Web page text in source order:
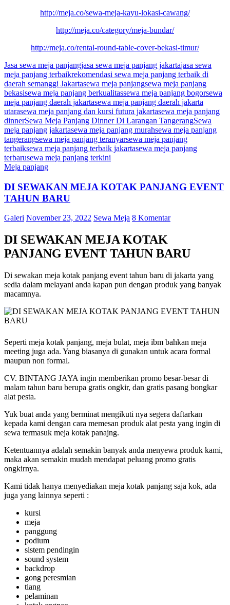
http://meja.co/sewa-meja-kayu-lokasi-cawang/
http://meja.co/category/meja-bundar/
http://meja.co/rental-round-table-cover-bekasi-timur/
Jasa sewa meja panjangjasa sewa meja panjang jakartajasa sewa
meja panjang terbaikrekomendasi sewa meja panjang terbaik di
daerah semanggi Jakartasewa meja panjangsewa meja panjang
bekasisewa meja panjang berkualitassewa meja panjang bogorsewa
meja panjang daerah jakartasewa meja panjang daerah jakarta
utarasewa meja panjang dan kursi futura jakartasewa meja panjang
dinnerSewa Meja Panjang Dinner Di Larangan TangerangSewa
meja panjang jakartasewa meja panjang murahsewa meja panjang
tangerangsewa meja panjang teranyarsewa meja panjang
terbaiksewa meja panjang terbaik jakartasewa meja panjang
terbarusewa meja panjang terkini
Meja panjang
DI SEWAKAN MEJA KOTAK PANJANG EVENT
TAHUN BARU
Galeri November 23, 2022 Sewa Meja 8 Komentar
DI SEWAKAN MEJA KOTAK
PANJANG EVENT TAHUN BARU
Di sewakan meja kotak panjang event tahun baru di jakarta yang
sedia dalam melayani anda kapan pun dengan produk yang banyak
macamnya.
Seperti meja kotak panjang, meja bulat, meja ibm bahkan meja
meeting juga ada. Yang biasanya di gunakan untuk acara formal
maupun non formal.
CV. BINTANG JAYA ingin memberikan promo besar-besar di
malam tahun baru berupa gratis ongkir, dan gratis pasang bongkar
alat pesta.
Yuk buat anda yang berminat mengikuti nya segera daftarkan
kepada kami dengan cara memesan produk alat pesta yang ingin di
sewa termasuk meja kotak panajng.
Ketentuannya adalah semakin banyak anda menyewa produk kami,
maka akan semakin mudah mendapat peluang promo gratis
ongkirnya.
Kami tidak hanya menyediakan meja kotak panjang saja kok, ada
juga yang lainnya seperti :
kursi
meja
panggung
podium
sistem pendingin
sound system
backdrop
gong peresmian
tiang
pelaminan